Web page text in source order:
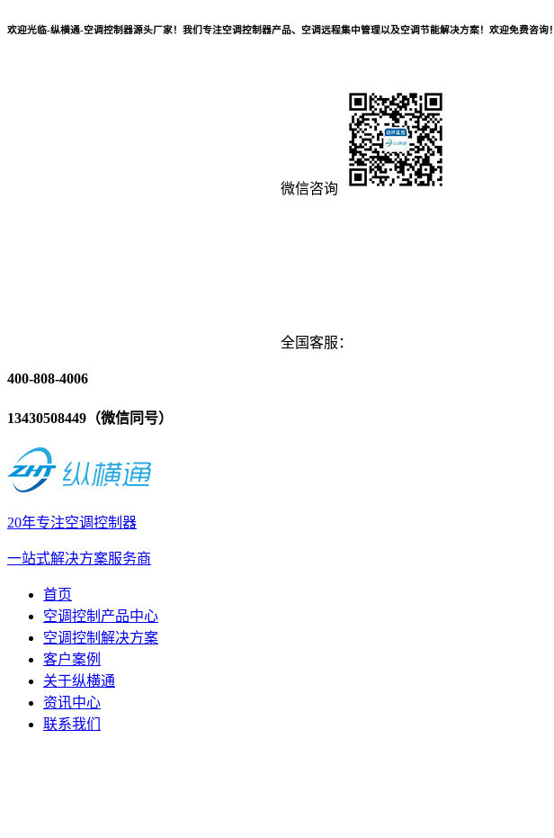
欢迎光临-纵横通-空调控制器源头厂家！我们专注空调控制器产品、空调远程集中管理以及空调节能解决方案！欢迎免费咨询！
微信咨询
全国客服：
400-808-4006
13430508449（微信同号）
20年专注空调控制器
一站式解决方案服务商
首页
空调控制产品中心
空调控制解决方案
客户案例
关于纵横通
资讯中心
联系我们